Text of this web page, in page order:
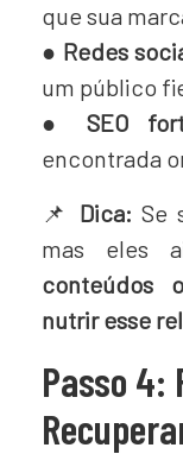
que sua
● Redes
um público
●SEO
encontrada
📌 Dica: Se
mas eles
conteúdos
nutrir esse
Passo 4: